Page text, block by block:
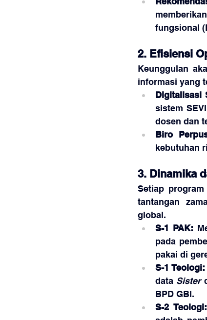
fungsional
2. Efisiensi
Keunggulan
informasi yang
Digitalisasi
sistem
dosen dan
Biro
kebutuhan
3. Dinamika
Setiap
tantangan
global.
S-1 PAK:
pada
pakai di
S-1 Teologi:
data Sister
BPD GBI.
S-2 Teologi: